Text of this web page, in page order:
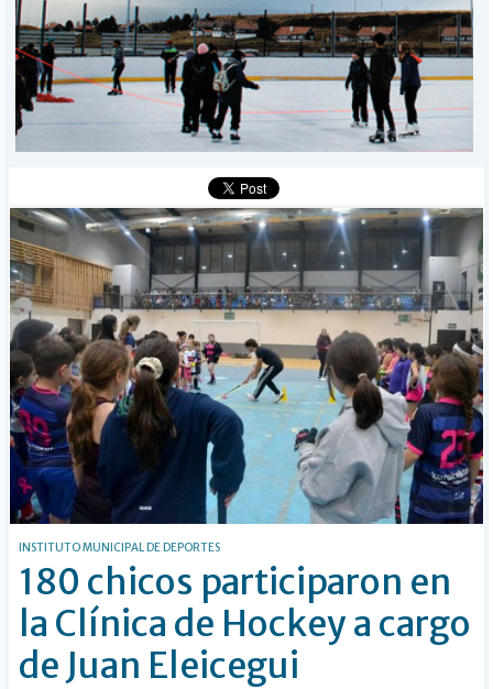
DEPORTES
POLICIALES
I-DIARIO
MÁS
BÚSQUEDA
INSTITUTO MUNICIPAL DE DEPORTES
180 chicos participaron en
la Clínica de Hockey a cargo
de Juan Eleicegui